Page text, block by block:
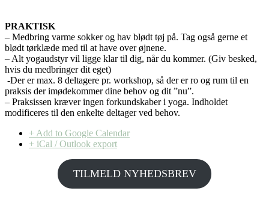
PRAKTISK
– Medbring varme sokker og hav blødt tøj på. Tag også gerne et
blødt tørklæde med til at have over øjnene.
– Alt yogaudstyr vil ligge klar til dig, når du kommer. (Giv besked,
hvis du medbringer dit eget)
-Der er max. 8 deltagere pr. workshop, så der er ro og rum til en
praksis der imødekommer dine behov og dit ”nu”.
– Praksissen kræver ingen forkundskaber i yoga. Indholdet
modificeres til den enkelte deltager ved behov.
+ Add to Google Calendar
+ iCal / Outlook export
TILMELD NYHEDSBREV